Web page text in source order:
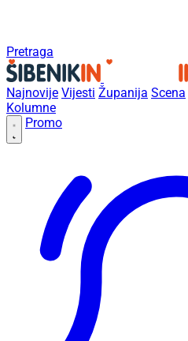
Pretraga
Najnovije Vijesti Županija Scena
Kolumne
Promo